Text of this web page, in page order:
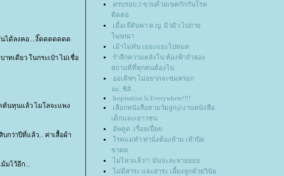
ได้ลงคอ....งิ๊ดดดดดดด
ทเดียว ในกระเป๋า ไม่เชื่อ
ต้นทุนแล้ว ไมโลจะแพง
กว่าปีที่แล้ว... ค่าเสื้อผ้า
มไว้อีก...
ครบรอบ 3 ขวบด้วยเขตกักกันโรค
ติดต่อ
เมื่อเจ๊ดันพา ด.ญ. มิวมิว ไปถ่า
ฆษณา
เม้าไม่ทัน เยอะแยะไปหมด
รำลึกความหลังใน ท้องฟ้าจำลอง
สถานที่ที่ทุกคนต้องไป
ออเดิฟๆ ไม่อยากจะข่มหรอก
นะ..ชิส์....
Inspiration Is Everywhere!!!!
เลือกหนังสือตามวัยลูก@งานหนังสือ
เด็กและเยาวชน
อัพดูด..เรื่อยเปื่อ
รคแม่ทำ ท่านั่งต้องห้าม เท้าบิด
ขาคด
ไม่ไหวแล้ว!!! มันจะละลา
ไม่มีสาระ และสาระ เลี้ยงลูกด้วยวินั